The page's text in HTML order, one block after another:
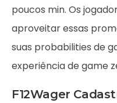
poucos min. Os
aproveitar essas
suas probabilities de
experiência de game
F12Wager